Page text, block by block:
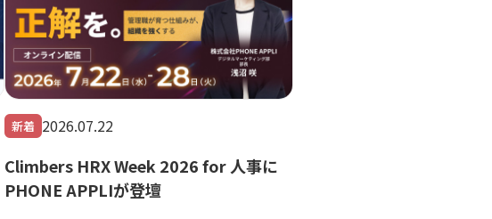
新着 2026.07.22
Climbers HRX Week 2026 for 人事に
PHONE APPLIが登壇